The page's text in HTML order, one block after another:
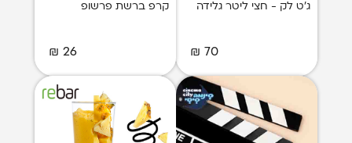
ג'ט לק - חצי ליטר גלידה
70 ₪
קרפ ברשת פרשופ
26 ₪